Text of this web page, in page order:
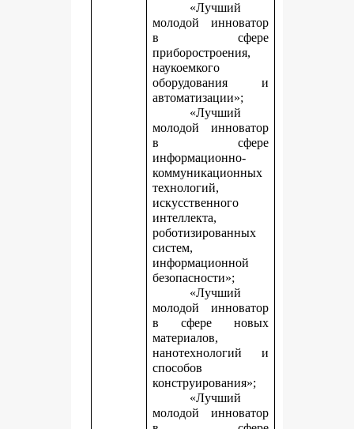
«Лучший
молодой инноватор
в сфере
приборостроения,
наукоемкого
оборудования и
автоматизации»;
«Лучший
молодой инноватор
в сфере
информационно-
коммуникационных
технологий,
искусственного
интеллекта,
роботизированных
систем,
информационной
безопасности»;
«Лучший
молодой инноватор
в сфере новых
материалов,
нанотехнологий и
способов
конструирования»;
«Лучший
молодой инноватор